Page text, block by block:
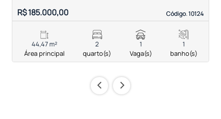
Código. 10124
Código. 10124
R$ 185.000,00
44,47 m²
Área principal
2
quarto(s)
1
Vaga(s)
1
banho(s)
‹ ›